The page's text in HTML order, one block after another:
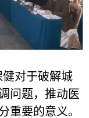
对于破解城
问题，推动医
重要的意义。